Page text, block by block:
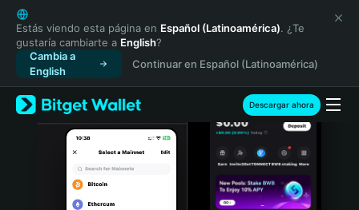
English
日本語
Tiếng Việt
Русский
Español (Latinoamérica)
Türkçe
Italiano
Estás viendo esta página en Español (Latinoamérica). ¿Te
gustaría cambiarte a English?
Cambia a
English
Continuar en Español (Latinoamérica)
Descargar ahora